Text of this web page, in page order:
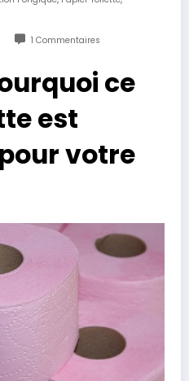
1 Commentaires
ce
est
votre